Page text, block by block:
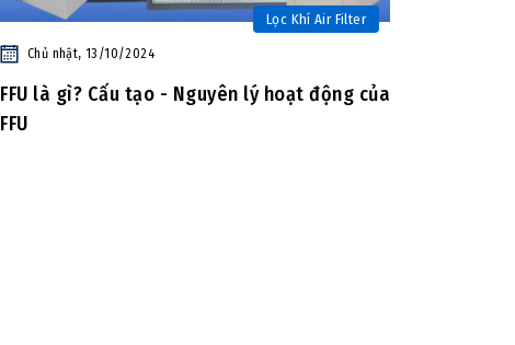
Lọc Khí Air Filter
Chủ nhật, 13/10/2024
FFU là gì? Cấu tạo - Nguyên lý hoạt động của
FFU